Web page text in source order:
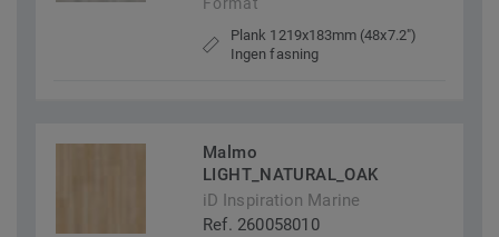
Plank 1219x183mm (48x7.2")
Ingen fasning
Malmo
LIGHT_NATURAL_OAK
iD Inspiration Marine
Ref. 260058010